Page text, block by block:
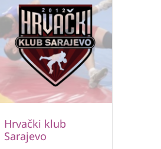
Hrvački klub
Sarajevo